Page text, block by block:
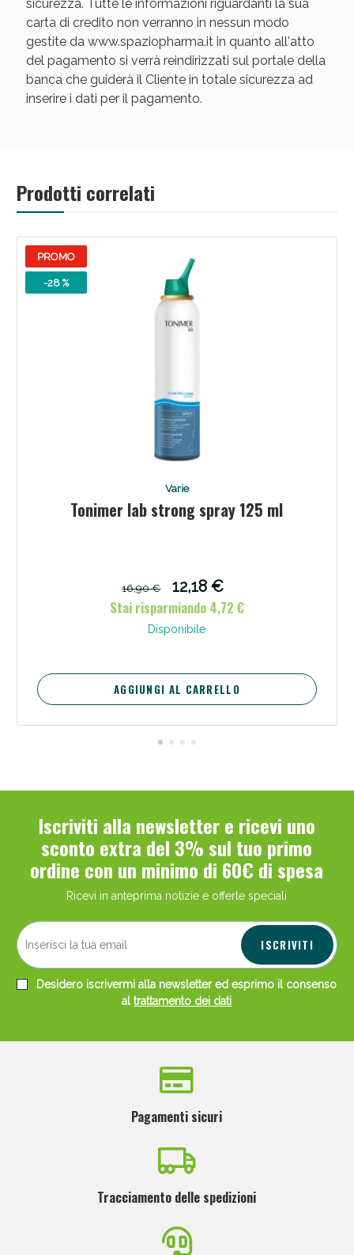
sicurezza. Tutte le informazioni riguardanti la sua
carta di credito non verranno in nessun modo
gestite da www.spaziopharma.it in quanto all'atto
del pagamento si verrà reindirizzati sul portale della
banca che guiderà il Cliente in totale sicurezza ad
inserire i dati per il pagamento.
Prodotti correlati
PROMO
-28 %
Varie
Tonimer lab strong spray 125 ml
16,90 €
12,18 €
Stai risparmiando 4,72 €
Disponibile
AGGIUNGI AL CARRELLO
Iscriviti alla newsletter e ricevi uno
sconto extra del 3% sul tuo primo
ordine con un minimo di 60€ di spesa
Ricevi in anteprima notizie e offerte speciali
ISCRIVITI
Desidero iscrivermi alla newsletter ed esprimo il consenso
altrattamento dei dati
Pagamenti sicuri
Tracciamento delle spedizioni